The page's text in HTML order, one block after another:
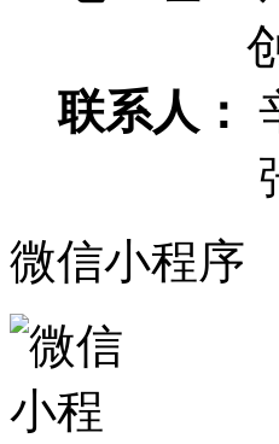
创新
联系人：
张工
微信小程序